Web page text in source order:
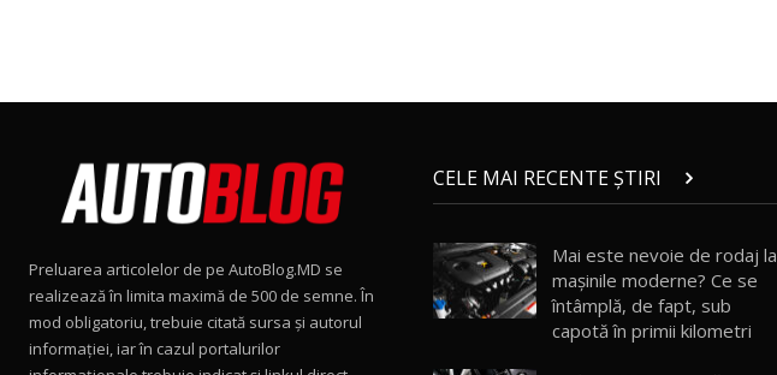
Preluarea articolelor de pe AutoBlog.MD se
realizează în limita maximă de 500 de semne. În
mod obligatoriu, trebuie citată sursa și autorul
informației, iar în cazul portalurilor
CELE MAI RECENTE ȘTIRI
Mai este nevoie de rodaj la
mașinile moderne? Ce se
întâmplă, de fapt, sub
capotă în primii kilometri